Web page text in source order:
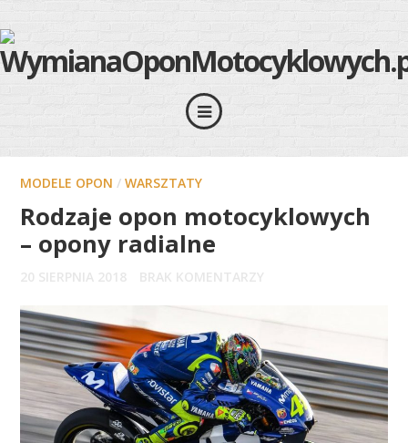
MODELE OPON /WARSZTATY
Rodzaje opon motocyklowych
– opony radialne
20 SIERPNIA 2018 BRAK KOMENTARZY